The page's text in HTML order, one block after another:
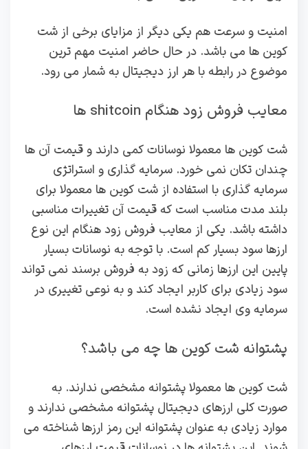
امنیت و سرعت هم یکی دیگر از مزایای برخی از شت
کوین ها می باشد. در حال حاضر امنیت مهم ترین
موضوع در رابطه با هر ارز دیجیتال به شمار می رود.
معایب فروش زود هنگام shitcoin ها
شت کوین ها معمولا نوسانات کمی دارند و قیمت آن ها
چندان تکان نمی خورد. سرمایه گذاری و استراتژی
سرمایه گذاری با استفاده از شت کوین ها معمولا برای
بلند مدت مناسب است که قیمت آن تغییرات مناسبی
داشته باشد. یکی از معایب فروش زود هنگام این نوع
ارزها سود بسیار کم است. با توجه به نوسانات بسیار
پایین این ارزها زمانی که زود به فروش برسند نمی تواند
سود زیادی برای کاربر ایجاد کند و به نوعی تغییری در
سرمایه وی ایجاد نشده است.
پشتوانه شت کوین ها چه می باشد؟
شت کوین ها معمولا پشتوانه مشخصی ندارند. به
صورت کلی ارزهای دیجیتال پشتوانه مشخصی ندارند و
موارد زیادی به عنوان پشتوانه این رمز ارزها شناخته می